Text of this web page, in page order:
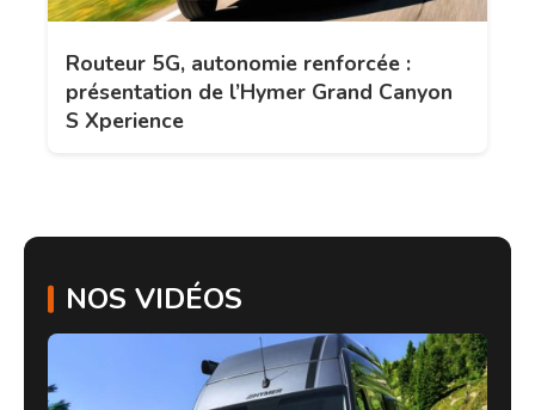
Routeur 5G, autonomie renforcée :
présentation de l’Hymer Grand Canyon
S Xperience
NOS VIDÉOS